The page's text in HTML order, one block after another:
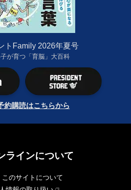
トFamily 2026年夏号
が育つ「育脳」大百科
約購読はこちらから
ラインについて
このサイトについて